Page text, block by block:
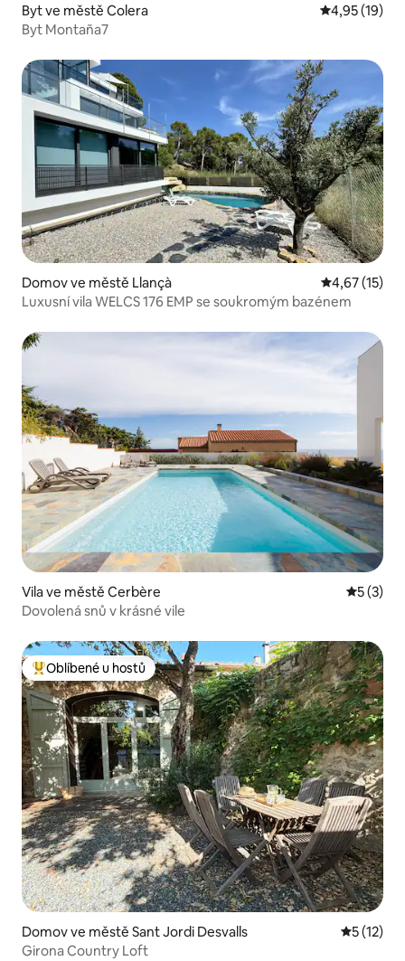
Byt ve městě Colera Průměrné
4,95 (19)
Byt Montaña7
Domov ve městě Llançà Průměrné
4,67 (15)
Luxusní vila WELCS 176 EMP se soukromým bazénem
Vila ve městě Cerbère
5 (3)
Dovolená snů v krásné vile
Nejlepší v kategorii Oblíbené u hostů
Oblíbené u hostů
Domov ve městě Sant Jordi Desvalls
5 (12)
Girona Country Loft